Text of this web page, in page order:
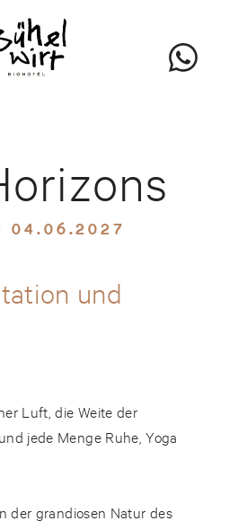
04.06.2027
und
Luft, die Weite der
jede Menge Ruhe, Yoga
der grandiosen Natur des